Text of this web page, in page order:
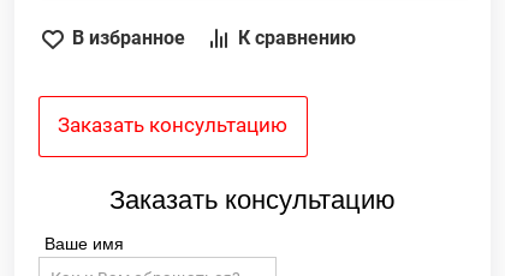
В избранное К сравнению
Заказать консультацию
Заказать консультацию
Ваше имя